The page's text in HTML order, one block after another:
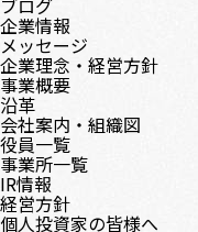
企業情報
メッセージ
企業理念・経営方針
事業概要
沿革
会社案内・組織図
役員一覧
事業所一覧
IR情報
経営方針
個人投資家の皆様へ